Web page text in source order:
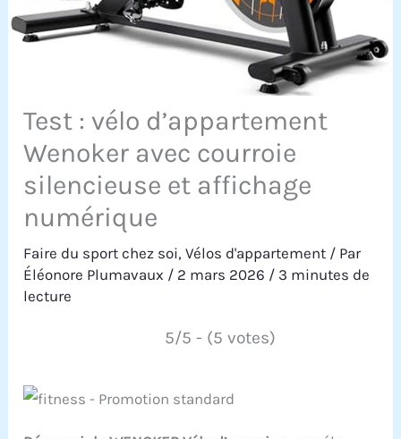
Test : vélo d’appartement
Wenoker avec courroie
silencieuse et affichage
numérique
Faire du sport chez soi,Vélos d'appartement / Par
Éléonore Plumavaux / 2 mars 2026 / 3 minutes de
lecture
5/5 - (5 votes)